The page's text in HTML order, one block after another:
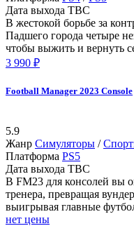
Дата выхода TBC
В жестокой борьбе за
Падшего города четыре
чтобы выжить и вернуть
3 990 ₽
Football Manager 2023 Console
5.9
Жанр Симуляторы /
Платформа PS5
Дата выхода TBC
В FM23 для консолей вы
тренера, превращая
выигрывая главные
нет цены